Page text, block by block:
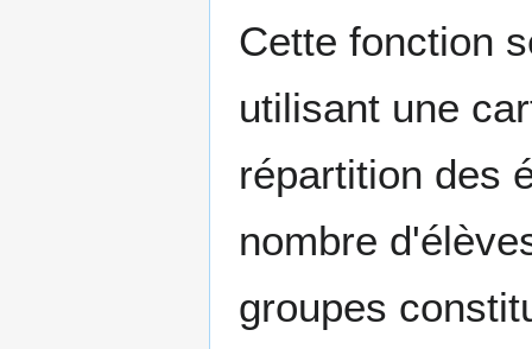
Cette fonction
utilisant une
répartition des
nombre
groupes